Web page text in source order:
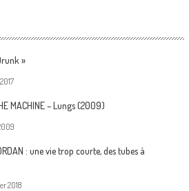
»
MACHINE – Lungs (2009)
: une vie trop courte, des tubes à
2018